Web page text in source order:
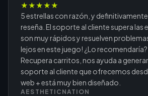
★★★★★
5 estrellas con razón, y definitivamente
reseña. El soporte al cliente supera las
son muy rápidos y resuelven
lejos en este juego! ¿Lo
Recupera carritos, nos ayuda a
soporte al cliente que ofrecemos
web + está muy bien diseñado.
AESTHETICNATION